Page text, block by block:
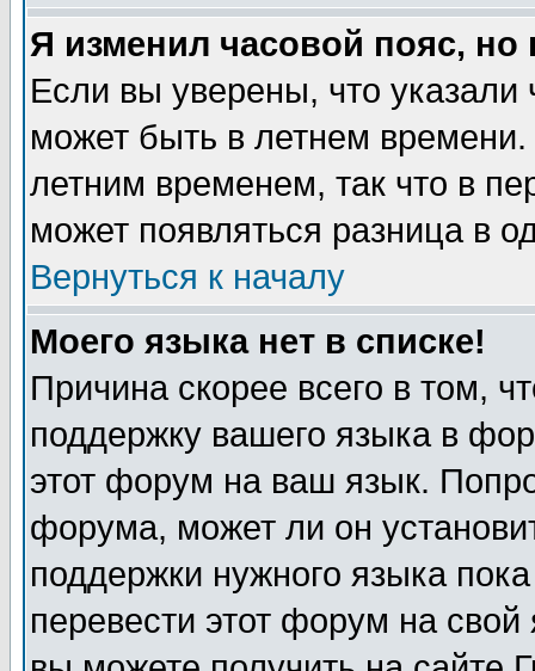
Я изменил часовой пояс,
Если вы уверены, что указали
может быть в летнем
летним временем, так что в
может появляться разница в
Вернуться к началу
Моего языка нет в списке!
Причина скорее всего в том,
поддержку вашего языка в
этот форум на ваш язык.
форума, может ли он
поддержки нужного языка
перевести этот форум на